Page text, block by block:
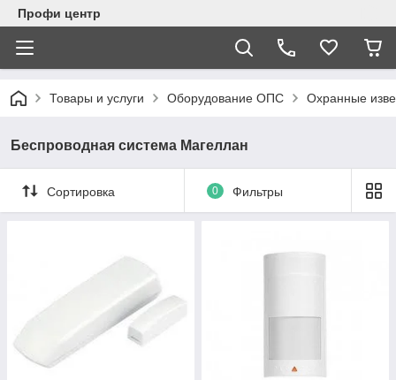
Профи центр
Товары и услуги Оборудование ОПС Охранные
Беспроводная система Магеллан
Сортировка 0 Фильтры